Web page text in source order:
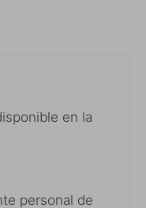
en la
personal de